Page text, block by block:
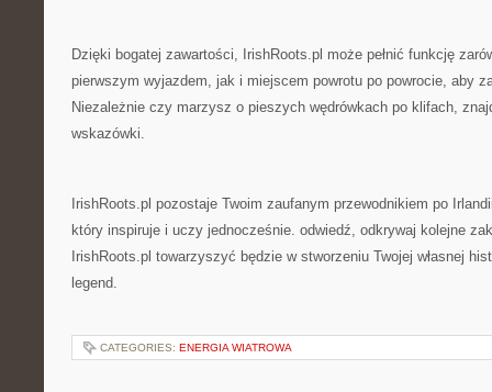
Dzięki bogatej zawartości, IrishRoots.pl może pełnić funkcję
pierwszym wyjazdem, jak i miejscem powrotu po powrocie, aby
Niezależnie czy marzysz o pieszych wędrówkach po klifach,
wskazówki.
IrishRoots.pl pozostaje Twoim zaufanym przewodnikiem po
który inspiruje i uczy jednocześnie. odwiedź, odkrywaj kolejne
IrishRoots.pl towarzyszyć będzie w stworzeniu Twojej własnej
legend.
CATEGORIES: ENERGIA WIATROWA